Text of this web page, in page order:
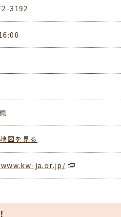
3192
図を見る
ja.or.jp/